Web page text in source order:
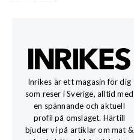
Inrikes är ett magasin för dig
som reser i Sverige, alltid med
en spännande och aktuell
profil på omslaget. Härtill
bjuder vi på artiklar om mat &